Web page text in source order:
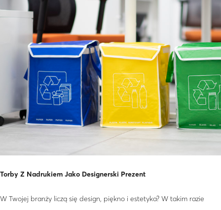
Torby Z Nadrukiem Jako Designerski Prezent
W Twojej branży liczą się design, piękno i estetyka? W takim razie